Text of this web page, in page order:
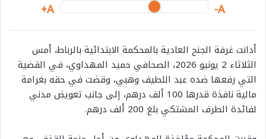
A-
A+
أدانت غرفة الجنح العادية بالمحكمة الابتدائية بالرباط، أمس
الثلاثاء 2 يونيو 2026، الصحافي حميد المهداوي، في القضية
التي رفعها ضده عبد اللطيف وهبي، وقضت في حقه بغرامة
مالية نافذة قدرها 100 ألف درهم، إلى جانب تعويض مدني
لفائدة الطرف المشتكي بلغ 200 ألف درهم.